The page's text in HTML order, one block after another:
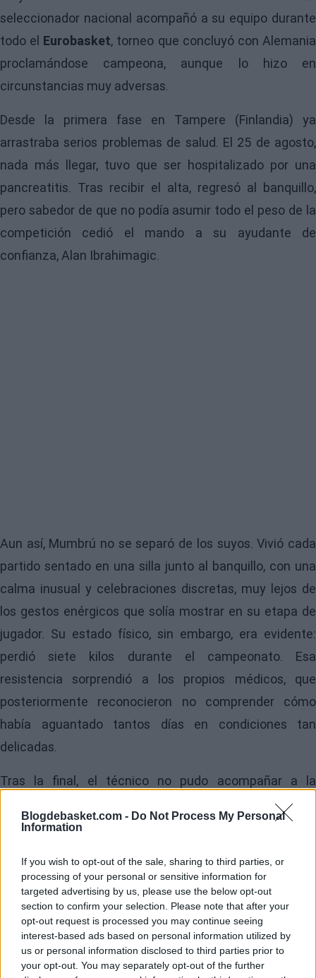
Blogdebasket.com - Do Not Process My Personal
Information
If you wish to opt-out of the sale, sharing to third parties, or
processing of your personal or sensitive information for
targeted advertising by us, please use the below opt-out
section to confirm your selection. Please note that after your
opt-out request is processed you may continue seeing
interest-based ads based on personal information utilized by
us or personal information disclosed to third parties prior to
your opt-out. You may separately opt-out of the further
seleccionador nacional acompañó a su equipo durante
todo el Eurobasket, torneo que concluyó con Alemania
proclamándose campeona, aunque lo hizo en
circunstancias muy adversas.
Desde la primera fase en Tampere (Finlandia) ya
arrastraba serios problemas de salud. El 25 de agosto,
nada más llegar, tuvo que ser hospitalizado por una
pancreatitis. Tras recibir el alta, regresó al banquillo,
pero sabedor de que no podía asumir todo el peso de la
competición cedió el mando a su ayudante de
confianza, Alan Ibrahimagic.
Aun así, Mumbrú no se separó de los suyos. Vivió cada
partido sentado en una silla junto al banquillo, con una
calma inusual y celebraciones discretas, muy lejos de
los gestos enérgicos que solía mostrar en su etapa de
jugador. Su estado físico, sin embargo, era evidente:
perdió siete kilos durante el campeonato. Esa
resistencia sorprendió a los propios médicos, que
posteriormente reconocieron no comprender cómo
había aguantado tantos días en condiciones tan
delicadas.
Tras la final, el técnico no pudo acompañar a la
expedición a Frankfurt para festejar el título con la
afición. Los síntomas lo obligaron a desplazarse
confirmaron que la pancreatitis persistía. Desde este
lunes permanece ingresado en un hospital de la ciudad
condal, donde los especialistas le han fijado un plan de
recuperación que comienza con un mínimo de dos
semanas de ingreso.